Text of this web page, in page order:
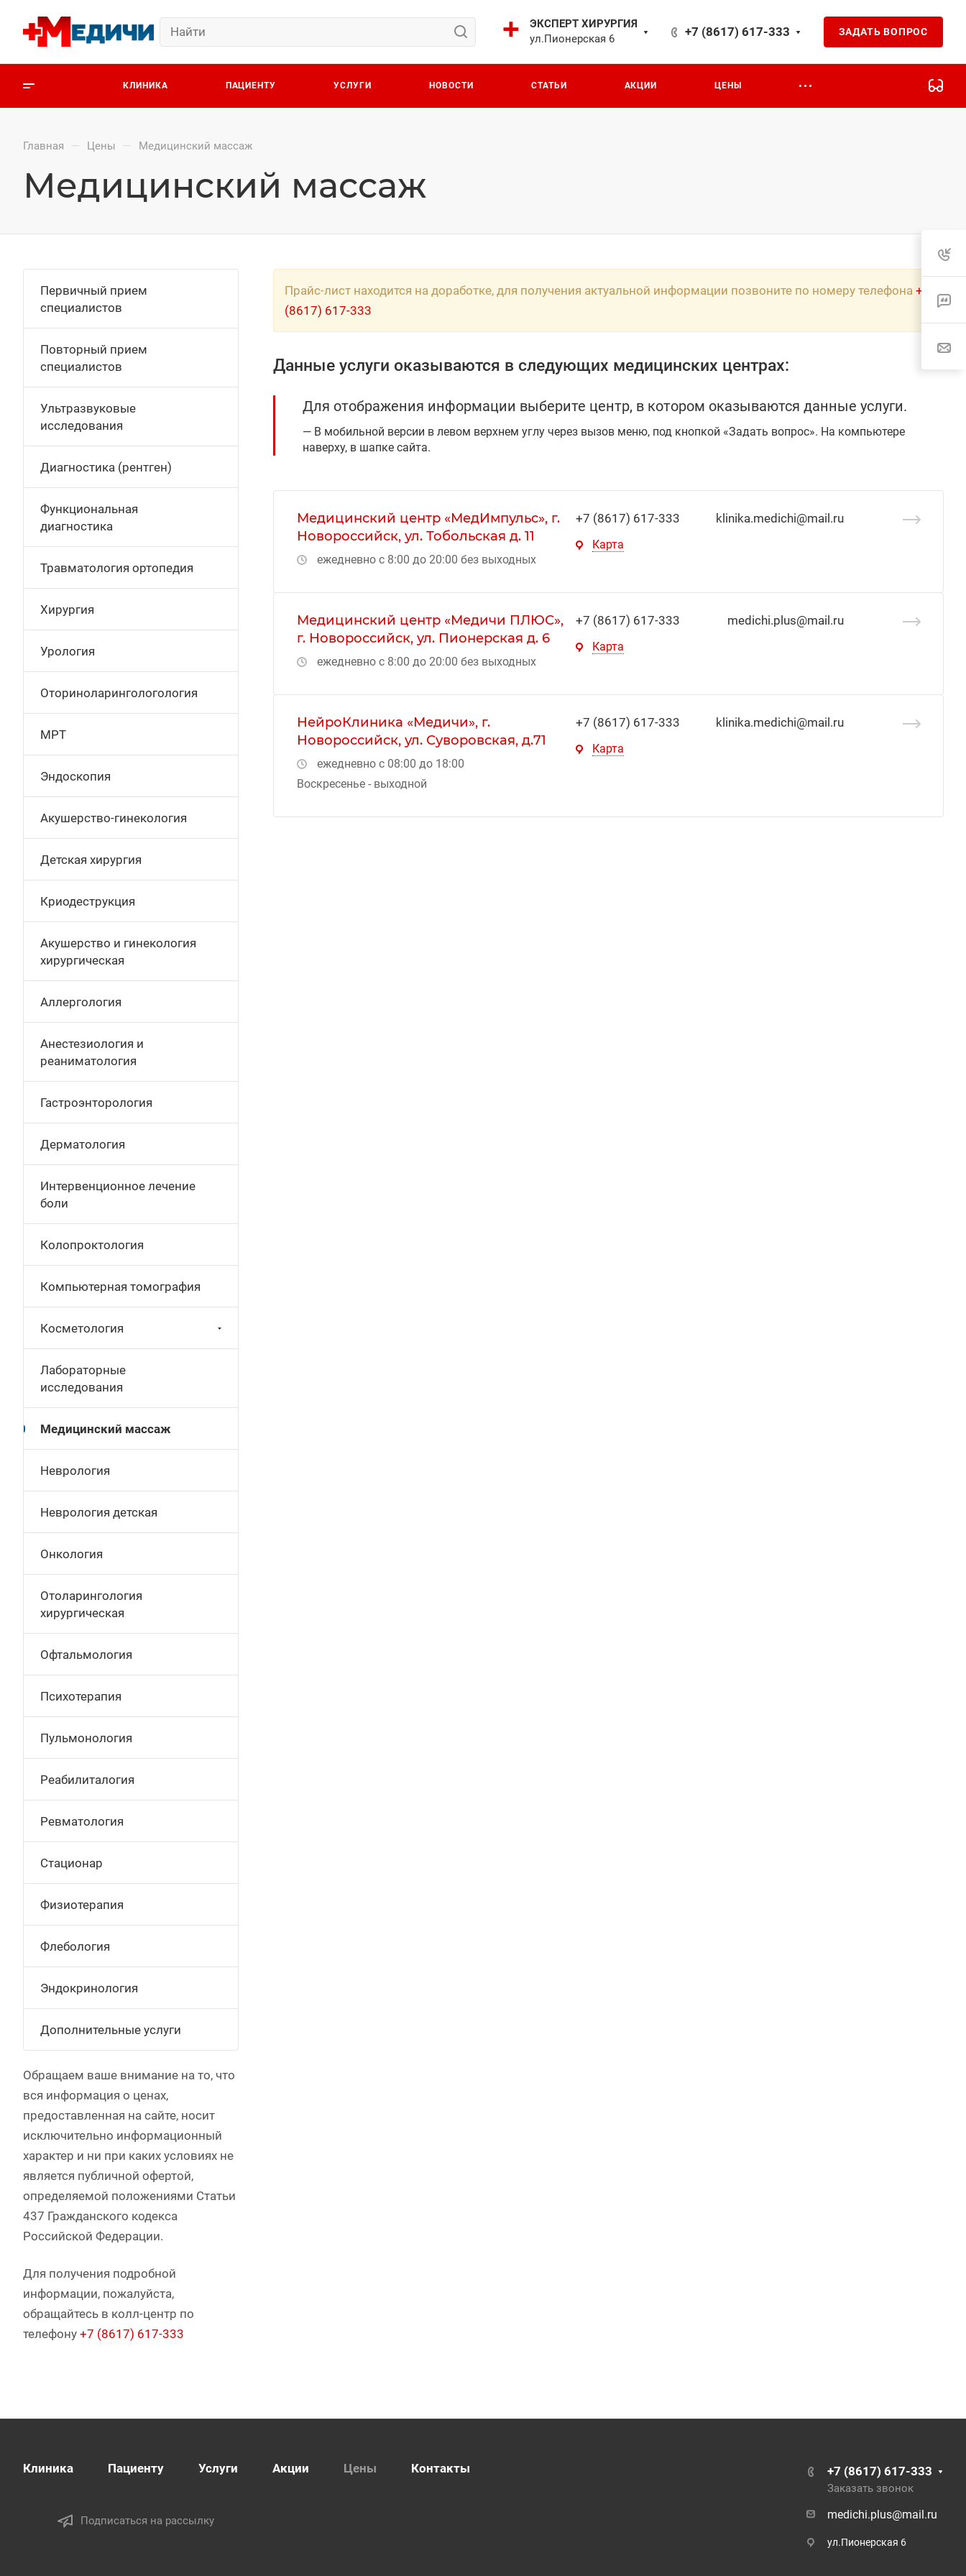
ЭКСПЕРТ ХИРУРГИЯ
ул.Пионерская 6
+7 (8617) 617-333 ЗАДАТЬ ВОПРОС
КЛИНИКА ПАЦИЕНТУ УСЛУГИ НОВОСТИ СТАТЬИ АКЦИИ ЦЕНЫ
Главная — Цены — Медицинский массаж
Медицинский массаж
Прайс-лист находится на доработке, для получения актуальной информации позвоните по номеру телефона +7
(8617) 617-333
Данные услуги оказываются в следующих медицинских центрах:
Для отображения информации выберите центр, в котором оказываются данные услуги.
В мобильной версии в левом верхнем углу через вызов меню, под кнопкой «Задать вопрос». На компьютере
наверху, в шапке сайта.
Медицинский центр «МедИмпульс», г.
Новороссийск, ул. Тобольская д. 11
ежедневно с 8:00 до 20:00 без выходных
+7 (8617) 617-333 klinika.medichi@mail.ru
Карта
Медицинский центр «Медичи ПЛЮС»,
г. Новороссийск, ул. Пионерская д. 6
ежедневно с 8:00 до 20:00 без выходных
+7 (8617) 617-333 medichi.plus@mail.ru
Карта
НейроКлиника «Медичи», г.
Новороссийск, ул. Суворовская, д.71
ежедневно с 08:00 до 18:00
Воскресенье - выходной
+7 (8617) 617-333 klinika.medichi@mail.ru
Карта
Первичный прием
специалистов
Повторный прием
специалистов
Ультразвуковые
исследования
Диагностика (рентген)
Функциональная
диагностика
Травматология ортопедия
Хирургия
Урология
Оториноларингологология
МРТ
Эндоскопия
Акушерство-гинекология
Детская хирургия
Криодеструкция
Акушерство и гинекология
хирургическая
Аллергология
Анестезиология и
реаниматология
Гастроэнторология
Дерматология
Интервенционное лечение
боли
Колопроктология
Компьютерная томография
Косметология
Лабораторные
исследования
Медицинский массаж
Неврология
Неврология детская
Онкология
Отоларингология
хирургическая
Офтальмология
Психотерапия
Пульмонология
Реабилиталогия
Ревматология
Стационар
Физиотерапия
Флебология
Эндокринология
Дополнительные услуги
Обращаем ваше внимание на то, что
вся информация о ценах,
предоставленная на сайте, носит
исключительно информационный
характер и ни при каких условиях не
является публичной офертой,
определяемой положениями Статьи
437 Гражданского кодекса
Российской Федерации.
Для получения подробной
информации, пожалуйста,
обращайтесь в колл-центр по
телефону +7 (8617) 617-333
Клиника Пациенту Услуги Акции Цены Контакты
Подписаться на рассылку
+7 (8617) 617-333
Заказать звонок
medichi.plus@mail.ru
ул.Пионерская 6